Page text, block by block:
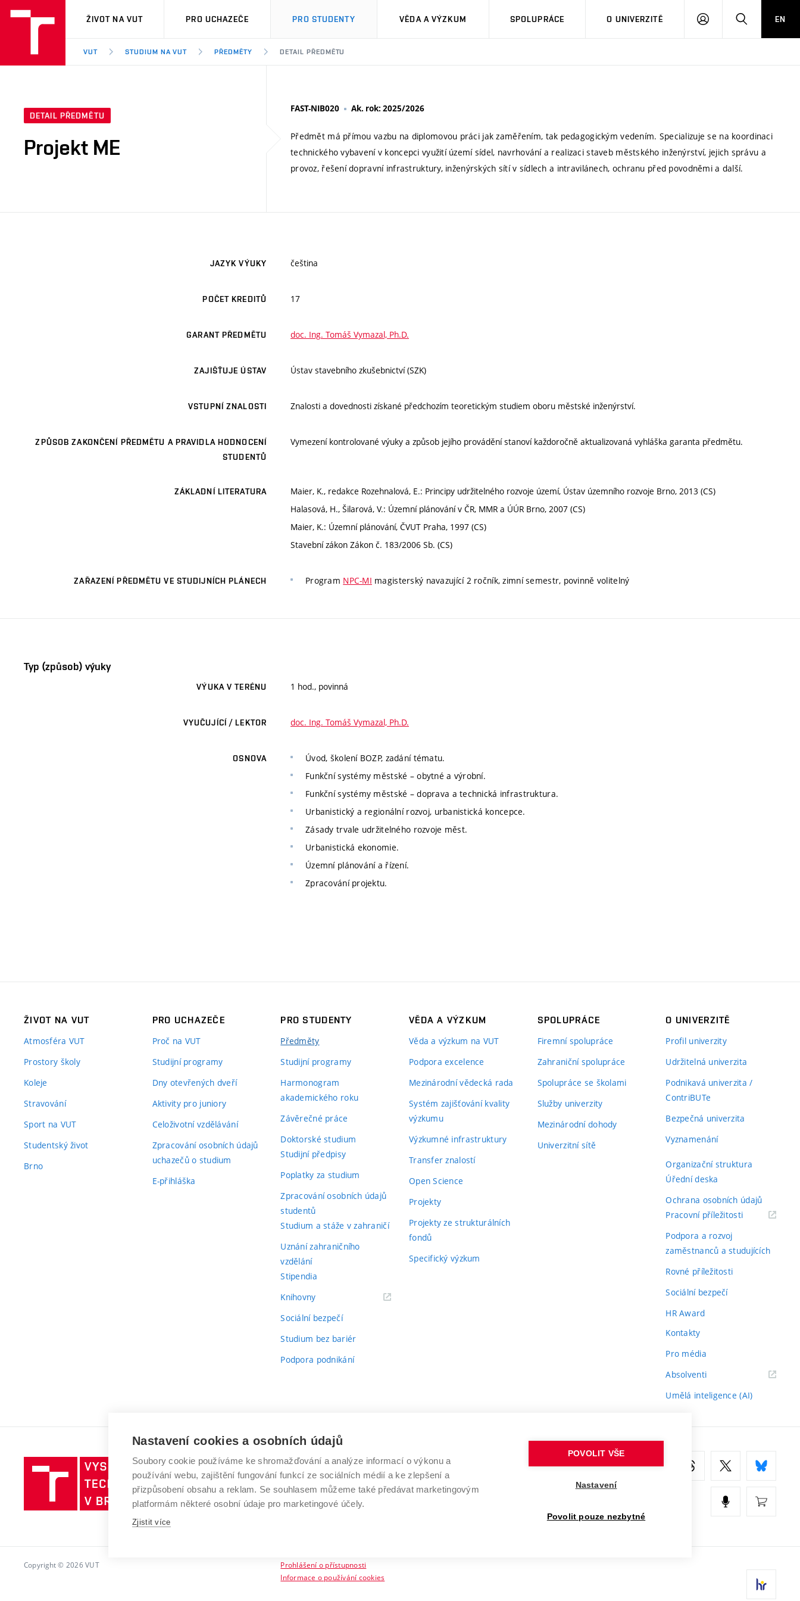
VUT
ŽIVOT NA VUT PRO UCHAZEČE PRO STUDENTY VĚDA A VÝZKUM SPOLUPRÁCE O UNIVERZITĚ
PŘIHLÁSIT HLEDATEN
VUT STUDIUM NA VUT PŘEDMĚTY DETAIL PŘEDMĚTU
DETAIL PŘEDMĚTU
Projekt ME
FAST-NIB020 Ak. rok: 2025/2026
Předmět má přímou vazbu na diplomovou práci jak zaměřením, tak pedagogickým vedením. Specializuje se na koordinaci
technického vybavení v koncepci využití území sídel, navrhování a realizaci staveb městského inženýrství, jejich správu a
provoz, řešení dopravní infrastruktury, inženýrských sítí v sídlech a intravilánech, ochranu před povodněmi a další.
JAZYK VÝUKY čeština
POČET KREDITŮ 17
GARANT PŘEDMĚTU doc. Ing. Tomáš Vymazal, Ph.D.
ZAJIŠŤUJE ÚSTAV Ústav stavebního zkušebnictví (SZK)
VSTUPNÍ ZNALOSTI Znalosti a dovednosti získané předchozím teoretickým studiem oboru městské inženýrství.
ZPŮSOB ZAKONČENÍ PŘEDMĚTU A PRAVIDLA HODNOCENÍ
STUDENTŮ
Vymezení kontrolované výuky a způsob jejího provádění stanoví každoročně aktualizovaná vyhláška garanta předmětu.
ZÁKLADNÍ LITERATURA
Maier, K., redakce Rozehnalová, E.: Principy udržitelného rozvoje území, Ústav územního rozvoje Brno, 2013 (CS)
Halasová, H., Šilarová, V.: Územní plánování v ČR, MMR a ÚÚR Brno, 2007 (CS)
Maier, K.: Územní plánování, ČVUT Praha, 1997 (CS)
Stavební zákon Zákon č. 183/2006 Sb. (CS)
ZAŘAZENÍ PŘEDMĚTU VE STUDIJNÍCH PLÁNECH Program NPC-MI magisterský navazující 2 ročník, zimní semestr, povinně volitelný
Typ (způsob) výuky
VÝUKA V TERÉNU 1 hod., povinná
VYUČUJÍCÍ / LEKTOR doc. Ing. Tomáš Vymazal, Ph.D.
OSNOVA
Úvod, školení BOZP, zadání tématu.
Funkční systémy městské – obytné a výrobní.
Funkční systémy městské – doprava a technická infrastruktura.
Urbanistický a regionální rozvoj, urbanistická koncepce.
Zásady trvale udržitelného rozvoje měst.
Urbanistická ekonomie.
Územní plánování a řízení.
Zpracování projektu.
ŽIVOT NA VUT
Atmosféra VUT
Prostory školy
Koleje
Stravování
Sport na VUT
Studentský život
Brno
PRO UCHAZEČE
Proč na VUT
Studijní programy
Dny otevřených dveří
Aktivity pro juniory
Celoživotní vzdělávání
Zpracování osobních údajů
uchazečů o studium
E-přihláška
PRO STUDENTY
Předměty
Studijní programy
Harmonogram
akademického roku
Závěrečné práce
Doktorské studium
Studijní předpisy
Poplatky za studium
Zpracování osobních údajů
studentů
Studium a stáže v zahraničí
Uznání zahraničního
vzdělání
Stipendia
Knihovny(externí
Sociální bezpečí
Studium bez bariér
Podpora podnikání
VĚDA A VÝZKUM
Věda a výzkum na VUT
Podpora excelence
Mezinárodní vědecká rada
Systém zajišťování kvality
výzkumu
Výzkumné infrastruktury
Transfer znalostí
Open Science
Projekty
Projekty ze strukturálních
fondů
Specifický výzkum
SPOLUPRÁCE
Firemní spolupráce
Zahraniční spolupráce
Spolupráce se školami
Služby univerzity
Mezinárodní dohody
Univerzitní sítě
O UNIVERZITĚ
Profil univerzity
Udržitelná univerzita
Podnikavá univerzita /
ContriBUTe
Bezpečná univerzita
Vyznamenání
Organizační struktura
Úřední deska
Ochrana osobních údajů
Pracovní příležitosti(externí
Podpora a rozvoj
zaměstnanců a studujících
Rovné příležitosti
Sociální bezpečí
HR Award
Kontakty
Pro média
Absolventi(externí
Umělá inteligence (AI)
Vysoké
učení
technické
v
VYSOKÉ UČENÍ TECHNICKÉ V BRNĚ
Antonínská 548/1
602 00 Brno
www.vut.cz
Copyright © 2026 VUT
Prohlášení o přístupnosti
Informace o používání cookies
Nastavení cookies a osobních údajů
Soubory cookie používáme ke shromažďování a analýze informací o výkonu a
používání webu, zajištění fungování funkcí ze sociálních médií a ke zlepšení a
přizpůsobení obsahu a reklam. Se souhlasem můžeme také předávat marketingovým
platformám některé osobní údaje pro marketingové účely.
Zjistit více
POVOLIT VŠE
Nastavení
Povolit pouze nezbytné